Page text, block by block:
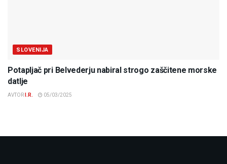
SLOVENIJA
Potapljač pri Belvederju nabiral strogo zaščitene morske
datlje
AVTOR I.R. 05/03/2025